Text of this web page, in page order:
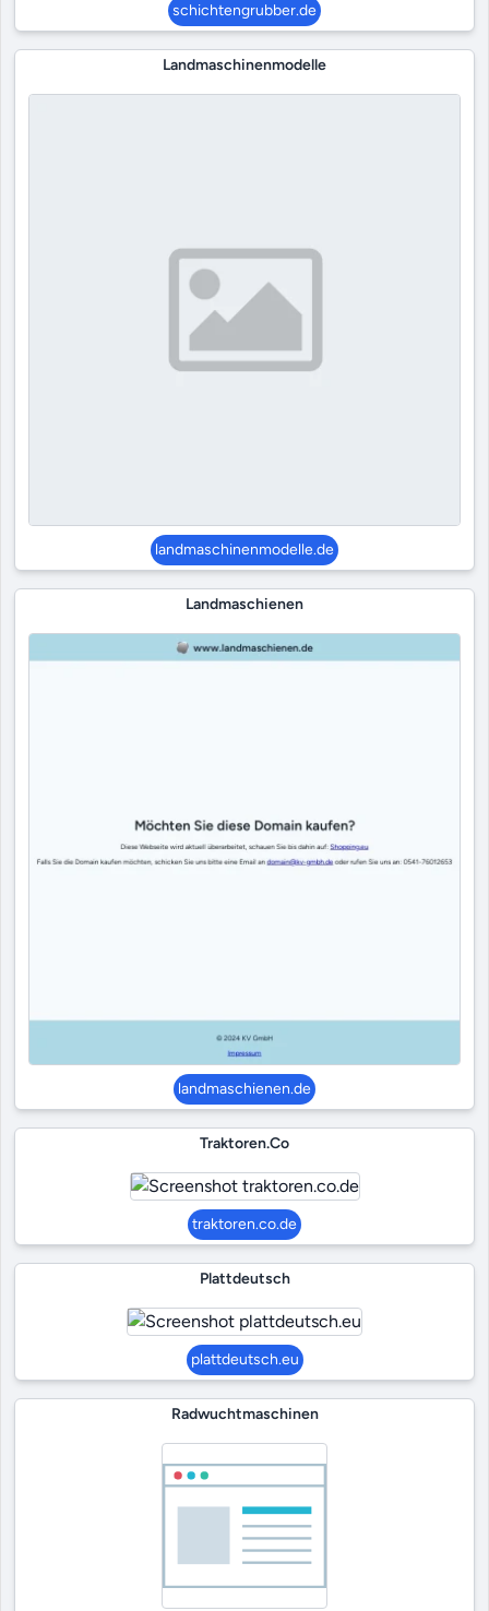
schichtengrubber.de
Landmaschinenmodelle
landmaschinenmodelle.de
Landmaschienen
landmaschienen.de
Traktoren.co
traktoren.co.de
Plattdeutsch
plattdeutsch.eu
Radwuchtmaschinen